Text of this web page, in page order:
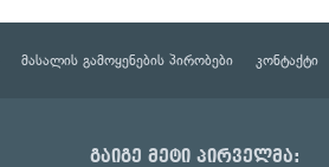
მასალის გამოყენების პირობები კონტაქტი
გაიგე მეტი პირველმა: